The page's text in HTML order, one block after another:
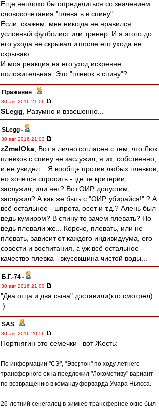
Еще неплохо бы определиться со значением
словосочетания "плевать в спину".
Если, скажем, мне никогда не нравился
условный футболист или тренер. И я этого до
его ухода не скрывал и после его ухода не
скрываю.
И моя реакция на его уход искренне
положительная. Это "плевок в спину"?
Пражанин -
30 авг 2016 21:06
SLegg , Разумно и взвешенно...
SLegg -
30 авг 2016 21:03
zZmeIOka , Вот я лично согласен с тем, что Люк
плевков с спину не заслужил, я их, собственно,
и не увидел... Я вообще против любых плевков,
но хочется спросить - где те критерии,
заслужил, или нет? Вот ОИР, допустим,
заслужил? А как же быть с "ОИР, убирайся!" ? А
всё остальное - шпрота, осет и т.д.? Алень был
ведь кумиром? В спину-то зачем плевать? Но
ведь плевали же... Короче, плевать, или не
плевать, зависит от каждого индивидуума, его
совести и воспитания, а уж всё остальное -
качество плевка - вкусовщина чистой воды...
Б.Г.-74 -
30 авг 2016 21:00
"Два отца и два сына" доставили(кто смотрел)
:)
SAS -
30 авг 2016 20:56
Портнягин это семечки - вот Жесть:
По информации "СЭ", "Эвертон" по ходу летнего
трансферного окна предложил "Локомотиву" вариант
по возвращению в команду форварда Умара Ньясса.
26-летний сенегалец в зимнее трансферное окно был